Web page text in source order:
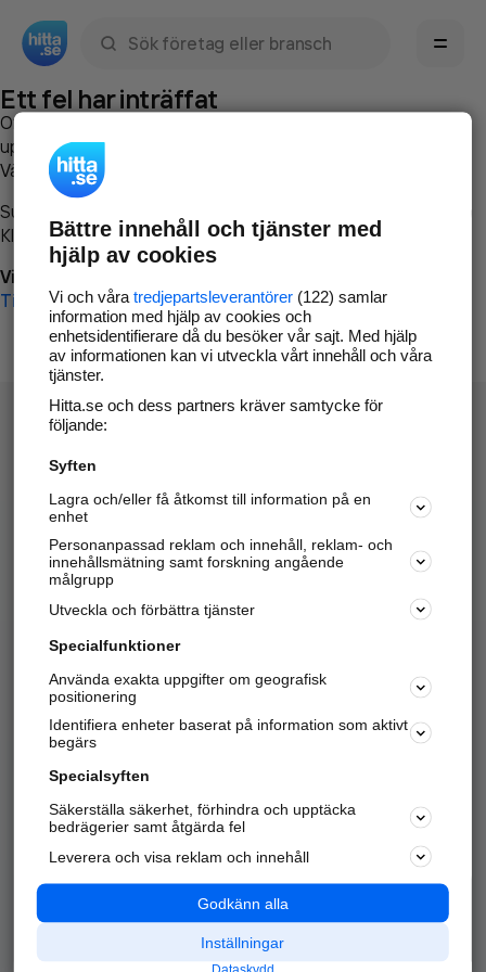
Ett fel har inträffat
Om du vill kan du
uppstod så att vi lättare och snabbare kan avhjälpa det.
Vänligen försök med följande:
Surfa till
Klicka påTillbaka-knappen i webbläsaren och försök igen
Vi beklagar besväret!
Till startsidan
Hitta.se - Gratis nummerupplysning.
Sök företag, personer och platser.
Hitta telefonnummer, adresser, företagsinfo mm.
Marknadsför företaget
Kom igång och annonsera mot
samarbetspartners nära dig.
Alla kategorier
Populära sökningar
API & Kartor
Annonsera
Integritet
Nödnummer
Bättre innehåll och tjänster med
hjälp av cookies
Vi och våra tredjepartsleverantörer(122) samlar
information med hjälp av cookies och
enhetsidentifierare då du besöker vår sajt. Med hjälp
av informationen kan vi utveckla vårt innehåll och våra
tjänster.
Hitta.se och dess partners kräver samtycke för
följande:
Syften
Lagra och/eller få åtkomst till information på en
enhet
Personanpassad reklam och innehåll, reklam- och
innehållsmätning samt forskning angående
målgrupp
Utveckla och förbättra tjänster
Specialfunktioner
Använda exakta uppgifter om geografisk
positionering
Identifiera enheter baserat på information som aktivt
begärs
Specialsyften
Säkerställa säkerhet, förhindra och upptäcka
bedrägerier samt åtgärda fel
Leverera och visa reklam och innehåll
Godkänn alla
Inställningar
Dataskydd